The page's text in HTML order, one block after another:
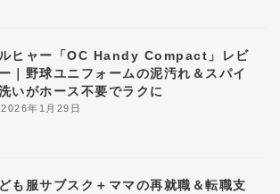
2026年1月29日
ヒャー「OC Handy Compact」レビ
｜野球ユニフォームの泥汚れ＆スパイ
いがホース不要でラクに
も服サブスク＋ママの再就職＆転職支